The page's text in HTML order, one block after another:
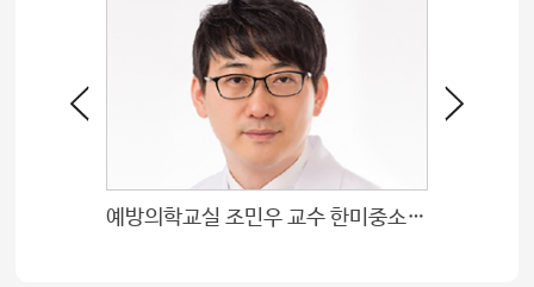
예방의학교실 조민우 교수 한미중소병원상 공로상 수상